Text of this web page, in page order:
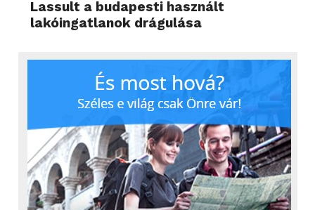
Lassult a budapesti használt
lakóingatlanok drágulása